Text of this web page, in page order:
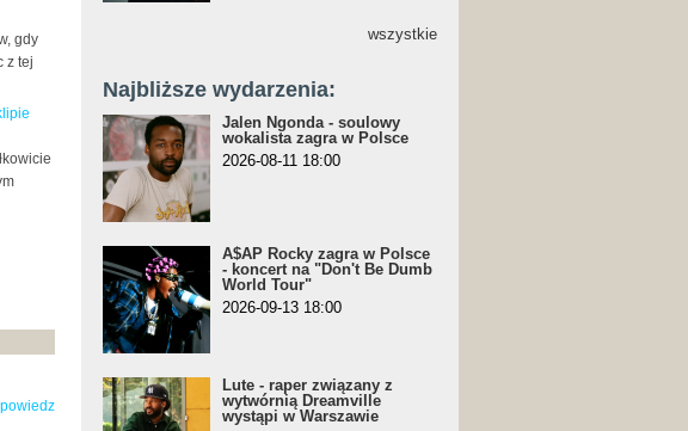
gdy
z tej
wszystkie
Najbliższe wydarzenia:
Jalen Ngonda - soulowy
wokalista zagra w Polsce
2026-08-11 18:00
A$AP Rocky zagra w Polsce
- koncert na "Don't Be Dumb
World Tour"
2026-09-13 18:00
Lute - raper związany z
wytwórnią Dreamville
wystąpi w Warszawie